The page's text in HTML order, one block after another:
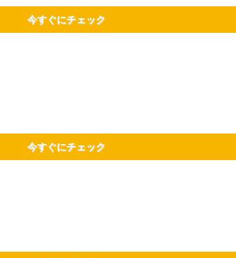
今すぐにチェック
今すぐにチェック